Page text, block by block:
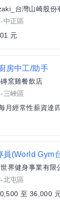
能
商品管理 桌遊
中正區
元
房中工/助手
窯雞餐飲店
三峽區
月經常性薪資達
北屯區
至 36,000